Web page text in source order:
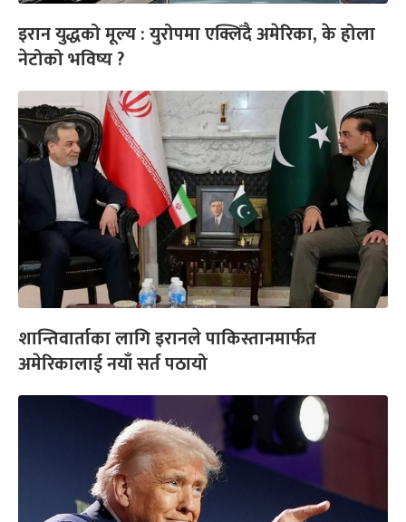
इरान युद्धको मूल्य : युरोपमा एक्लिँदै अमेरिका, के होला
नेटोको भविष्य ?
शान्तिवार्ताका लागि इरानले पाकिस्तानमार्फत
अमेरिकालाई नयाँ सर्त पठायो